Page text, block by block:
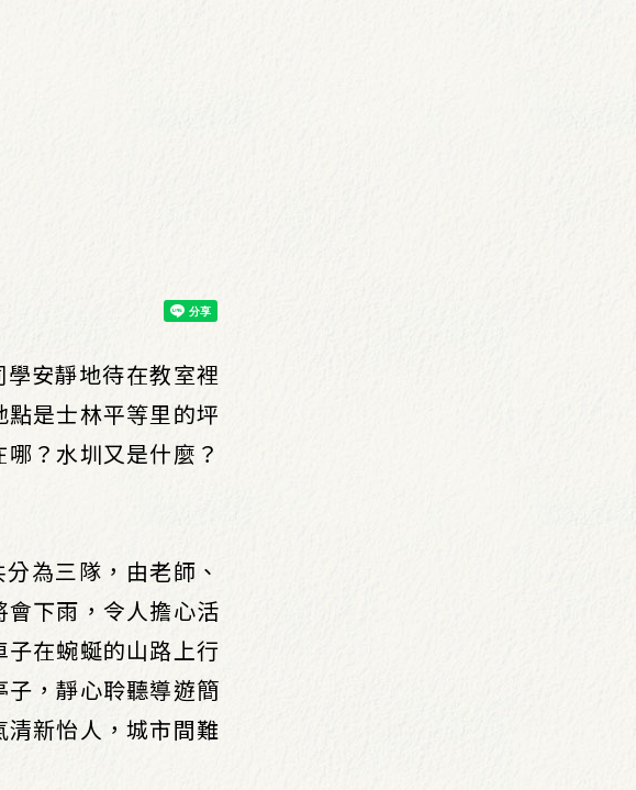
安靜地待在教室裡
是士林平等里的坪
？水圳又是什麼？
為三隊，由老師、
下雨，令人擔心活
在蜿蜒的山路上行
，靜心聆聽導遊簡
新怡人，城市間難